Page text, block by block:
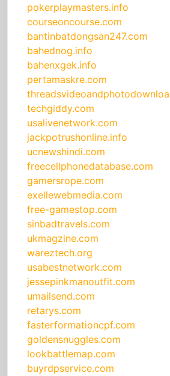
pokerplaymasters.info
courseoncourse.com
bantinbatdongsan247.com
bahednog.info
bahenxgek.info
pertamaskre.com
techgiddy.com
usalivenetwork.com
jackpotrushonline.info
ucnewshindi.com
freecellphonedatabase.com
gamersrope.com
exellewebmedia.com
free-gamestop.com
sinbadtravels.com
ukmagzine.com
wareztech.org
usabestnetwork.com
jessepinkmanoutfit.com
umailsend.com
retarys.com
fasterformationcpf.com
goldensnuggles.com
lookbattlemap.com
buyrdpservice.com